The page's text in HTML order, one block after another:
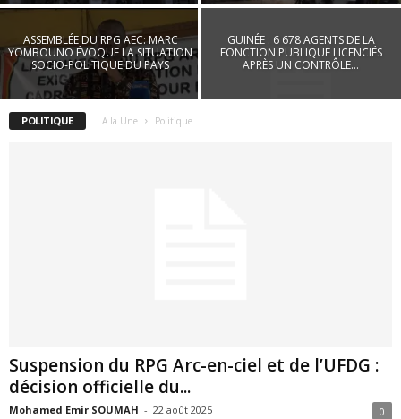
ASSEMBLÉE DU RPG AEC: MARC
YOMBOUNO ÉVOQUE LA SITUATION
SOCIO-POLITIQUE DU PAYS
GUINÉE : 6 678 AGENTS DE LA
FONCTION PUBLIQUE LICENCIÉS
APRÈS UN CONTRÔLE...
POLITIQUE A la Une Politique
Suspension du RPG Arc-en-ciel et de l’UFDG :
décision officielle du...
Mohamed Emir SOUMAH - 22 août 2025 0